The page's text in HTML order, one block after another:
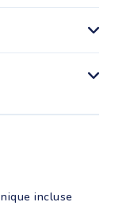
incluse